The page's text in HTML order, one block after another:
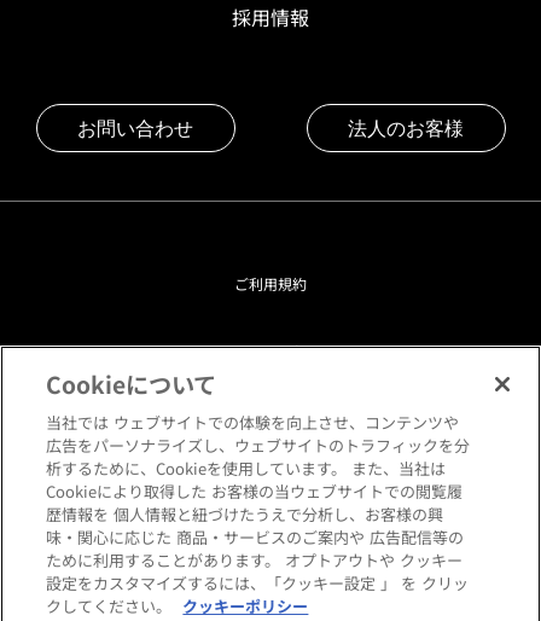
採用情報
お問い合わせ 法人のお客様
ご利用規約
プライバシーポリシー
クッキーポリシー
閲覧環境について
サイトマップ
Cookieについて
当社では ウェブサイトでの体験を向上させ、コンテンツや
広告をパーソナライズし、ウェブサイトのトラフィックを分
析するために、Cookieを使用しています。 また、当社は
Cookieにより取得した お客様の当ウェブサイトでの閲覧履
歴情報を 個人情報と紐づけたうえで分析し、お客様の興
味・関心に応じた 商品・サービスのご案内や 広告配信等の
ために利用することがあります。 オプトアウトや クッキー
設定をカスタマイズするには、「クッキー設定 」 を クリッ
クしてください。
クッキーポリシー